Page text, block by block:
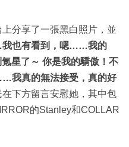
分享了一張黑白照片，並
我也有看到，嗯……我的
星了～ 你是我的驕傲！不
我真的無法接受，真的好
下方留言安慰她，其中包
的Stanley和COLLAR